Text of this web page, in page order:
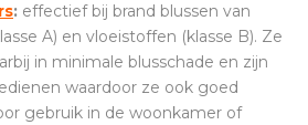
: effectief bij brand blussen van
A) en vloeistoffen (klasse B). Ze
in minimale blusschade en zijn
waardoor ze ook goed
gebruik in de woonkamer of